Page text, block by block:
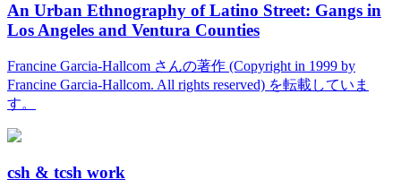
An Urban Ethnography of Latino Street: Gangs in
Los Angeles and Ventura Counties
Francine Garcia-Hallcom さんの著作 (Copyright in 1999 by
Francine Garcia-Hallcom. All rights reserved) を転載していま
す。
csh & tcsh work